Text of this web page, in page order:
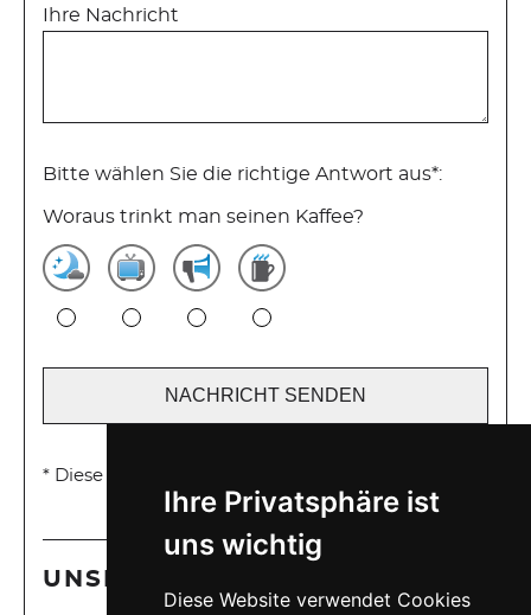
Ihre Privatsphäre ist
uns wichtig
Diese Website verwendet Cookies
Ihre Nachricht
Bitte wählen Sie die richtige Antwort aus*:
Woraus trinkt man seinen Kaffee?
* Diese Angaben sind Pflichtfelder
UNSERE KONTAKTDATEN